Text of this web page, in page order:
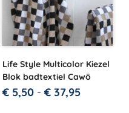
Life Style Multicolor Kiezel
Blok badtextiel Cawö
€ 5,50 - € 37,95